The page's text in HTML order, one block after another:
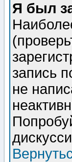
Я был
запись
не